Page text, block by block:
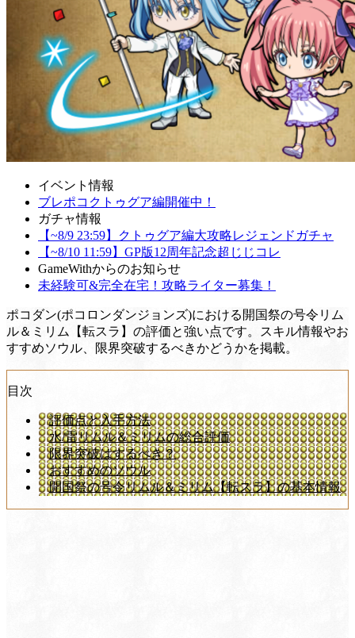
イベント情報
ブレポコクトゥグア編開催中！
ガチャ情報
【~8/9 23:59】クトゥグア編大攻略レジェンドガチャ
【~8/10 11:59】GP版12周年記念超じじコレ
GameWithからのお知らせ
未経験可&完全在宅！攻略ライター募集！
ポコダン(ポコロンダンジョンズ)における開国祭の号令リム
ル＆ミリム【転スラ】の評価と強い点です。スキル情報やお
すすめソウル、限界突破するべきかどうかを掲載。
目次
評価点と入手方法
水/雷リムル＆ミリムの総合評価
限界突破はするべき？
おすすめのソウル
開国祭の号令リムル＆ミリム【転スラ】の基本情報